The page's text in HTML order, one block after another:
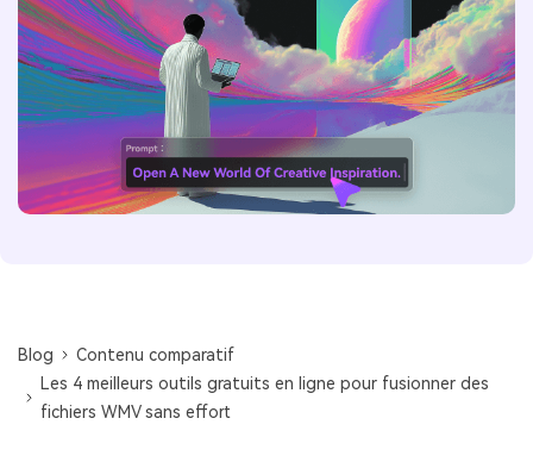
Blog
Contenu comparatif
Les 4 meilleurs outils gratuits en ligne pour fusionner des
fichiers WMV sans effort